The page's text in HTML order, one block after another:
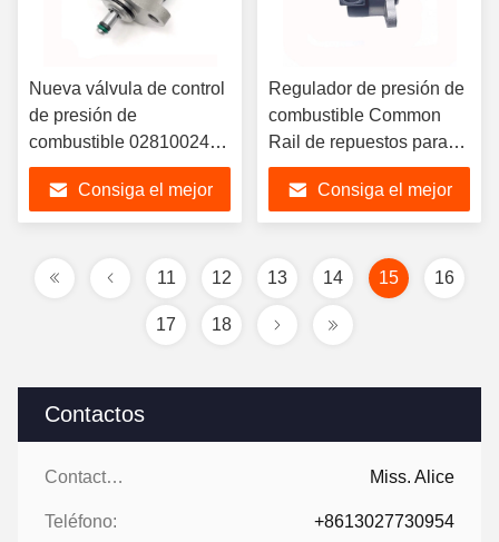
Contactos
Contactos: Miss. Alice
Teléfono: +8613027730954
Nueva válvula de control
de presión de
combustible 0281002445
Regulador de presión de
combustible 31402-2700
178402-0020 DRV para
Consiga el mejor
Regulador de presión de
combustible Common
Rail de repuestos para
automóviles 0281002241
A6110780149 para
Mercedes CDI
Consiga el mejor
11 12 13 14 15 16
17 18